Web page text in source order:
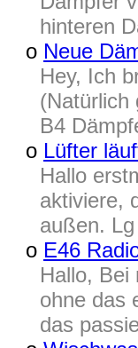
hinteren
o Neue
Hey, Ich
(Natürlich
B4
o Lüfter
Hallo
aktiviere,
außen.
o E46
Hallo, Bei
ohne das
das